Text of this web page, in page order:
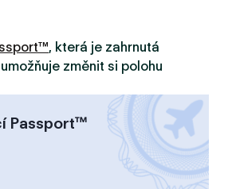
, která je zahrnutá
změnit si polohu
Passport™